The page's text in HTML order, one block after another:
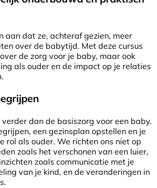
aan dat ze, achteraf gezien, meer
over de babytijd. Met deze cursus
de zorg voor je baby, maar ook
als ouder en de impact op je relaties
dan de basiszorg voor een baby.
een gezinsplan opstellen en je
rol als ouder. We richten ons niet op
zoals het verschonen van een luier,
zoals communicatie met je
van je kind, en de veranderingen in